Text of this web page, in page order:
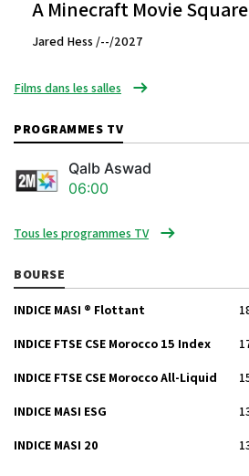
A Minecraft Movie
Jared Hess /--/2027
Films dans les salles
PROGRAMMES TV
Qalb Aswad
06:00
Tous les programmes TV
BOURSE
INDICE MASI ® Flottant
INDICE FTSE CSE Morocco 15 Index
INDICE FTSE CSE Morocco All-Liquid
INDICE MASI ESG
INDICE MASI 20